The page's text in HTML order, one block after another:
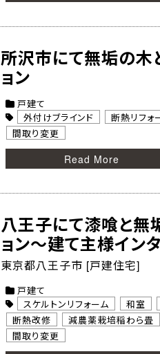
所沢市にて無垢の木
ョン
戸建て
外付けブラインド
断熱リフォ
間取り変更
Read More
八王子にて漆喰と無
ョン～建て主様イン
東京都八王子市 [戸建住宅]
戸建て
スケルトンリフォーム
和室
断熱改修
減農薬栽培稲わら畳
間取り変更